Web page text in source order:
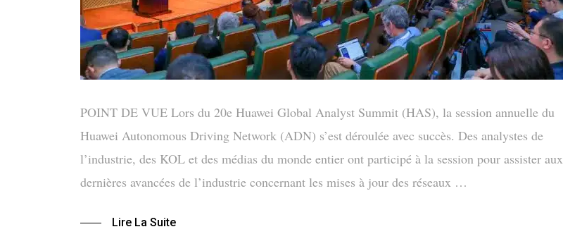
POINT DE VUE Lors du 20e Huawei Global Analyst Summit (HAS), la session annuelle du
Huawei Autonomous Driving Network (ADN) s’est déroulée avec succès. Des analystes de
l’industrie, des KOL et des médias du monde entier ont participé à la session pour assister aux
dernières avancées de l’industrie concernant les mises à jour des réseaux …
Lire La Suite